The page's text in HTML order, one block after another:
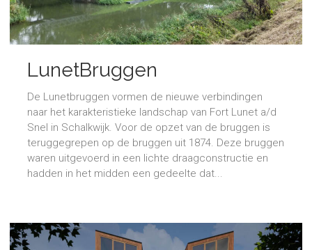
LunetBruggen
De Lunetbruggen vormen de nieuwe verbindingen
naar het karakteristieke landschap van Fort Lunet a/d
Snel in Schalkwijk. Voor de opzet van de bruggen is
teruggegrepen op de bruggen uit 1874. Deze bruggen
waren uitgevoerd in een lichte draagconstructie en
hadden in het midden een gedeelte dat...